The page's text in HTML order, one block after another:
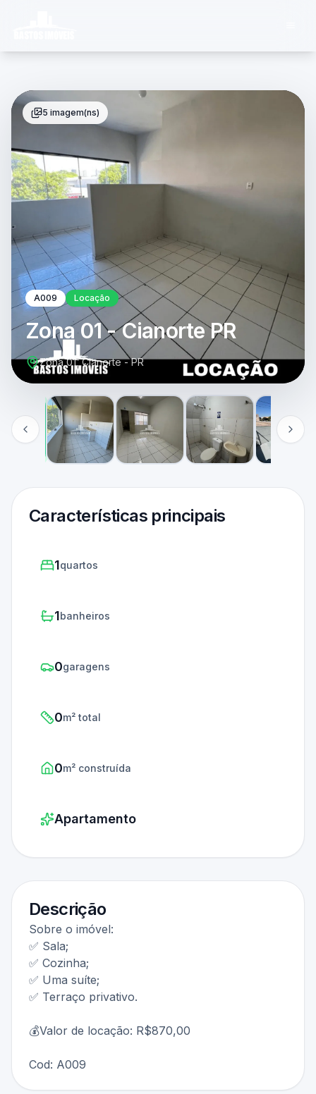
A009 Locação
Zona 01 - Cianorte PR
Zona 01, Cianorte - PR
5 imagem(ns)
Características principais
1quartos
1banheiros
0garagens
0m² total
0m² construída
Apartamento
Descrição
Sobre o imóvel:
✅ Sala;
✅ Cozinha;
✅ Uma suíte;
✅ Terraço privativo.
💰Valor de locação: R$870,00
Cod: A009